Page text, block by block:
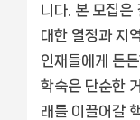
니다. 본 모집은
대한 열정과 지
인재들에게 든
학숙은 단순한
래를 이끌어갈